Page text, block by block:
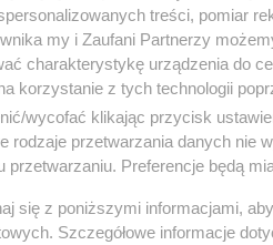
treści, pomiar
my i Zaufani Partnerzy
charakterystykę urządzenia do
korzystanie z tych technologii
wycofać klikając przycisk
rodzaje przetwarzania danych nie
przetwarzaniu. Preferencje będą
się z poniższymi informacjami,
Szczegółowe informacje